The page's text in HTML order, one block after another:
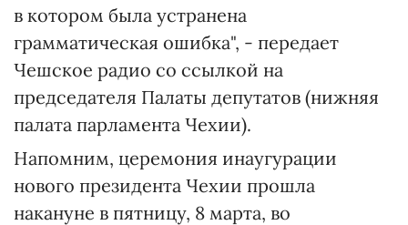
в котором была устранена
грамматическая ошибка", - передает
Чешское радио со ссылкой на
председателя Палаты депутатов (нижняя
палата парламента Чехии).
Напомним, церемония инаугурации
нового президента Чехии прошла
накануне в пятницу, 8 марта, во